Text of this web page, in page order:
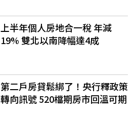
上半年個人房地合一稅 年減
19% 雙北以南降幅達4成
第二戶房貸鬆綁了！央行釋政策
轉向訊號 520檔期房市回溫可期